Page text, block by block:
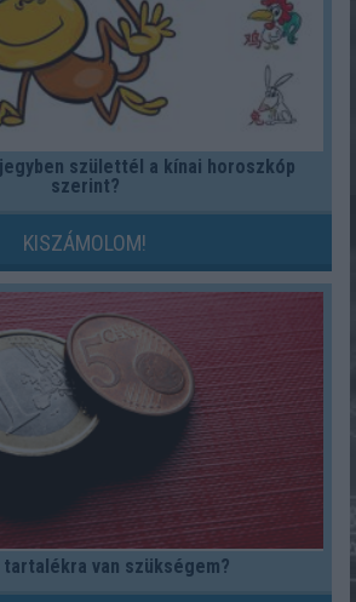
születtél a kínai horoszkóp
szerint?
KISZÁMOLOM!
tartalékra van szükségem?